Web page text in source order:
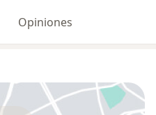
Opiniones